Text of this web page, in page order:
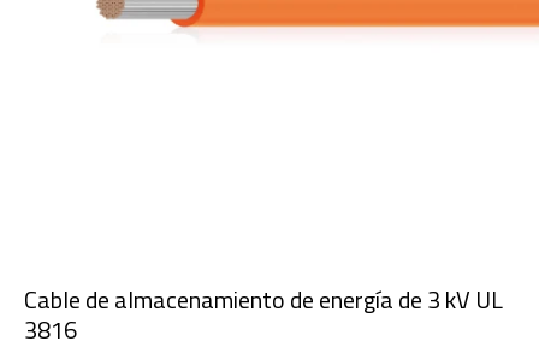
Cable de almacenamiento de energía de 3 kV UL
3816